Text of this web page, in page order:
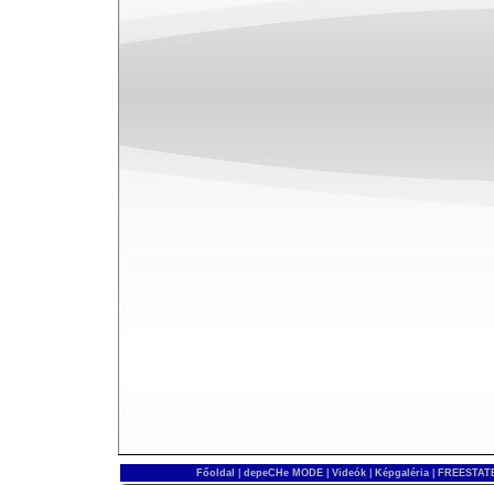
Főoldal depeCHe MODE Videók Képgaléria